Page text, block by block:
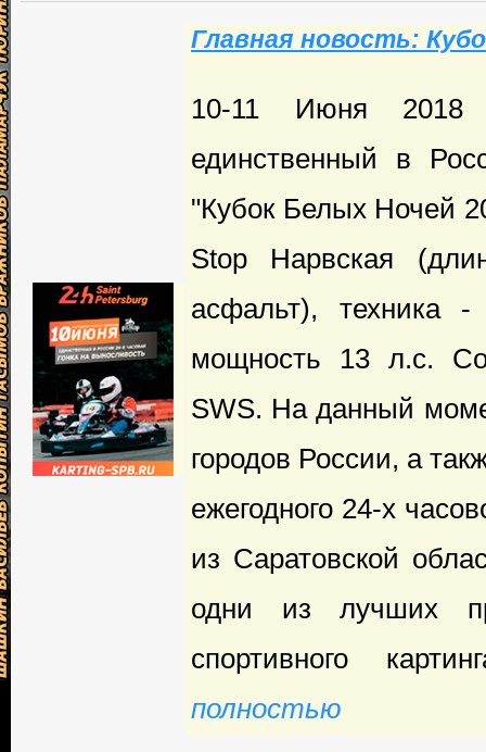
Главная новость:
10-11 Июня 2018
единственный в
"Кубок Белых Ночей
Stop Нарвская
асфальт), техника
мощность 13 л.с.
SWS. На данный
городов России, а
ежегодного 24-х
из Саратовской
одни из лучших
спортивного
полностью